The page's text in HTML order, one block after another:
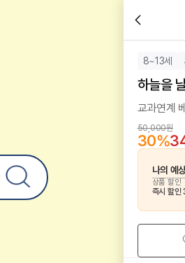
8~13세
하늘을
교과연계
50,000원
30%
나의 예
상품 할인
즉시 할인